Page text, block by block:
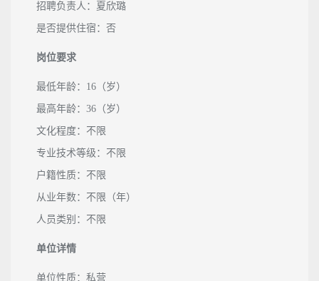
招聘负责人：夏欣璐
是否提供住宿：否
岗位要求
最低年龄：16（岁）
最高年龄：36（岁）
文化程度：不限
专业技术等级：不限
户籍性质：不限
从业年数：不限（年）
人员类别：不限
单位详情
单位性质：私营